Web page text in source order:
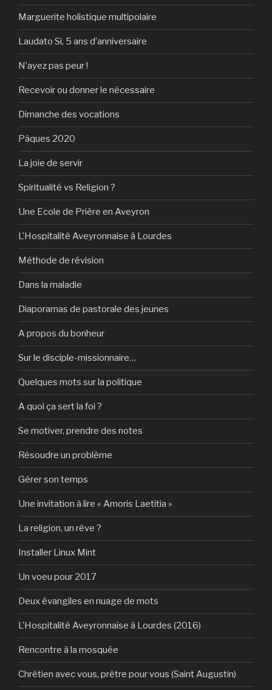
Marguerite holistique multipolaire
Laudato Si, 5 ans d’anniversaire
N’ayez pas peur !
Recevoir ou donner le nécessaire
Dimanche des vocations
Pâques 2020
La joie de servir
Spiritualité vs Religion ?
Une Ecole de Prière en Aveyron
L’Hospitalité Aveyronnaise à Lourdes
Méthode de révision
Dans la maladie
Diaporamas de pastorale des jeunes
A propos du bonheur
Sur le disciple-missionnaire…
Quelques mots sur la politique
A quoi ça sert la foi ?
Se motiver, prendre des notes
Résoudre un problème
Gérer son temps
Une invitation à lire « Amoris Laetitia »
La religion, un rêve ?
Installer Linux Mint
Un voeu pour 2017
Deux évangiles en nuage de mots
L’Hospitalité Aveyronnaise à Lourdes (2016)
Rencontre à la mosquée
Chrétien avec vous, prêtre pour vous (Saint Augustin)